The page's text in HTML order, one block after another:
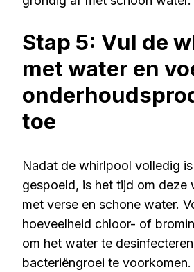
Stap 5: Vul de
met water en
toe
Nadat de whirlpool volledig
gespoeld, is het tijd om deze
met verse en schone water.
hoeveelheid chloor- of
om het water te
bacteriëngroei te